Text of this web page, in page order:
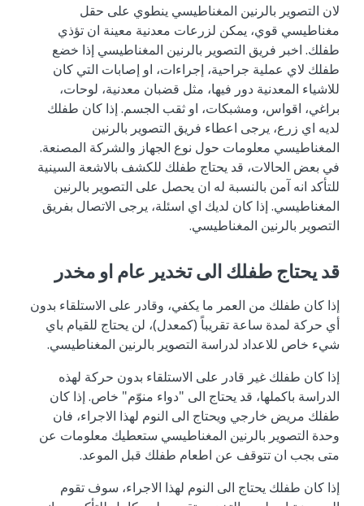
لان التصوير بالرنين المغناطيسي ينطوي على حقل
مغناطيسي قوي، يمكن لزرعات معدنية معينة ان تؤذي
طفلك. اخبر فريق التصوير بالرنين المغناطيسي إذا خضع
طفلك لاي عملية جراحية، إجراءات، او إصابات التي كان
للاشياء المعدنية دور فيها، مثل قضبان معدنية، لوحات،
براغي، اقواس، ومشبكات، او ثقب الجسم. إذا كان طفلك
لديه اي زرع، يرجى اعطاء فريق التصوير بالرنين
المغناطيسي معلومات حول نوع الجهاز والشركة المصنعة.
في بعض الحالات، قد يحتاج طفلك للكشف بالاشعة السينية
للتأكد انه آمن بالنسبة له ان يحصل على التصوير بالرنين
المغناطيسي. إذا كان لديك اي اسئلة، يرجى الاتصال بفريق
التصوير بالرنين المغناطيسي.
قد يحتاج طفلك الى تخدير عام او مخدر
إذا كان طفلك من العمر ما يكفي، وقادر على الاستلقاء بدون
أي حركة لمدة ساعة تقريباً (كمعدل)، لن يحتاج للقيام باي
شيء خاص للاعداد لدراسة التصوير بالرنين المغناطيسي.
إذا كان طفلك غير قادر على الاستلقاء بدون حركة لهذه
الدراسة باكملها، قد يحتاج الى "دواء منوّم" خاص. إذا كان
طفلك مريض خارجي ويحتاج الى النوم لهذا الاجراء، فان
وحدة التصوير بالرنين المغناطيسي ستعطيك معلومات عن
متى بجب ان تتوقف عن اطعام طفلك قبل الموعد.
إذا كان طفلك يحتاج الى النوم لهذا الاجراء، سوف تقوم